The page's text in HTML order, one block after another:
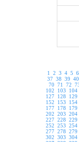
1 2 3 4 5 6
37 38 39 40
70 71 72
102
103
104
127
128
129
152
153
154
177
178
179
202 203 204
227 228 229
252 253 254
277 278 279
302 303 304